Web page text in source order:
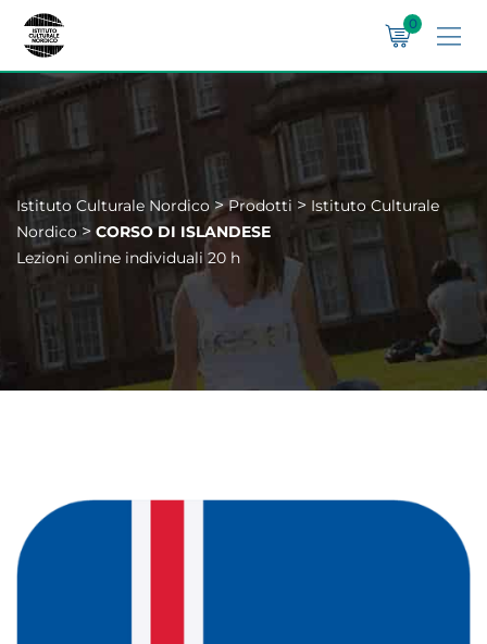
0
Istituto Culturale Nordico>Prodotti > Istituto Culturale
Nordico> CORSO DI ISLANDESE
Lezioni online individuali 20 h